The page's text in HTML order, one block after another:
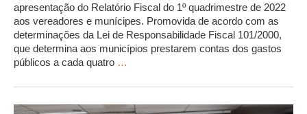
apresentação do Relatório Fiscal do 1º quadrimestre de 2022
aos vereadores e munícipes. Promovida de acordo com as
determinações da Lei de Responsabilidade Fiscal 101/2000,
que determina aos municípios prestarem contas dos gastos
públicos a cada quatro …